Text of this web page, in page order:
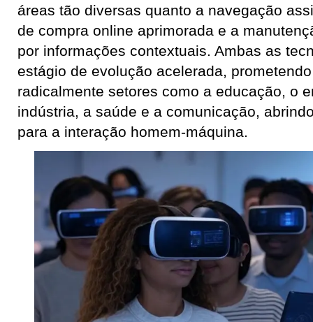
áreas tão diversas quanto a navegação
de compra online aprimorada e a
por informações contextuais. Ambas as
estágio de evolução acelerada,
radicalmente setores como a educação, o
indústria, a saúde e a comunicação,
para a interação homem-máquina.